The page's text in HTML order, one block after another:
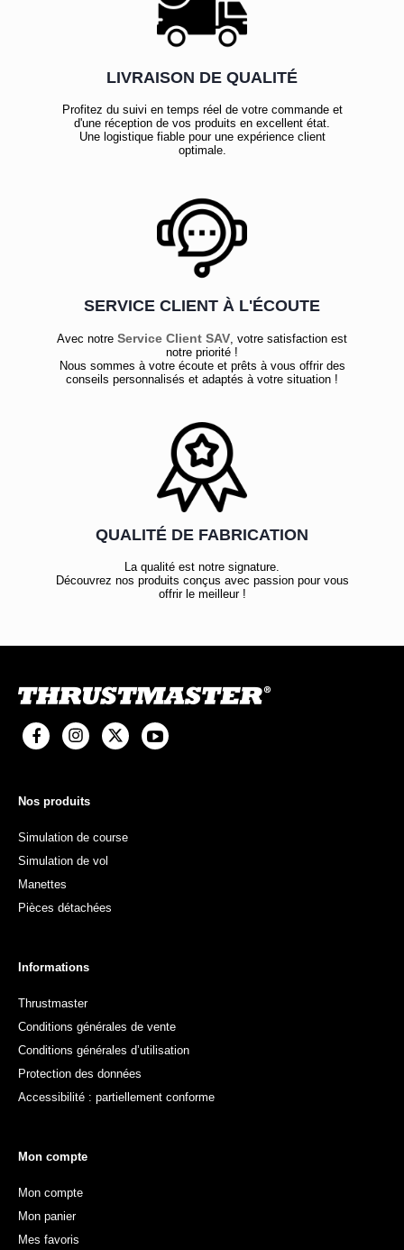
LIVRAISON DE QUALITÉ
Profitez du suivi en temps réel de votre commande et
d'une réception de vos produits en excellent état.
Une logistique fiable pour une expérience client
optimale.
SERVICE CLIENT À L'ÉCOUTE
Avec notre Service Client SAV , votre satisfaction est
notre priorité !
Nous sommes à votre écoute et prêts à vous offrir des
conseils personnalisés et adaptés à votre situation !
QUALITÉ DE FABRICATION
La qualité est notre signature.
Découvrez nos produits conçus avec passion pour vous
offrir le meilleur !
Nos produits
Simulation de course
Simulation de vol
Manettes
Pièces détachées
Informations
Thrustmaster
Conditions générales de vente
Conditions générales d’utilisation
Protection des données
Accessibilité : partiellement conforme
Mon compte
Mon compte
Mon panier
Mes favoris